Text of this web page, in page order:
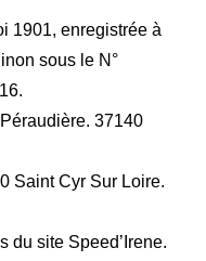
1901, enregistrée à
sous le N°
37140
Saint Cyr Sur Loire.
du site Speed’Irene.